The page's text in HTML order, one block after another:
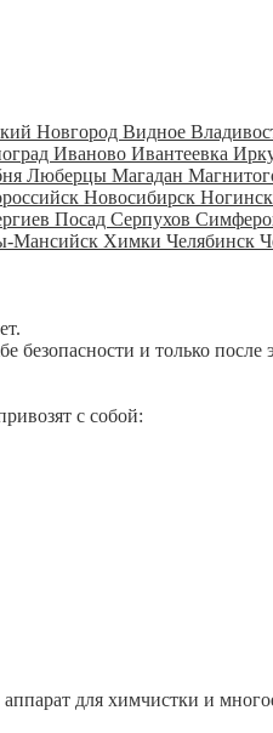
Новгород Видное
Иваново Ивантеевка
Люберцы Магадан
Новосибирск Ногинск
Посад Серпухов
Мансийск Химки Челябинск
и только после
с собой:
аппарат для химчистки и